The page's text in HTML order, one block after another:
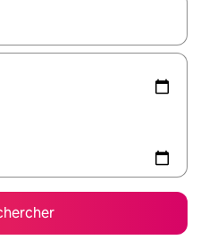
utilisez les flèches vers le